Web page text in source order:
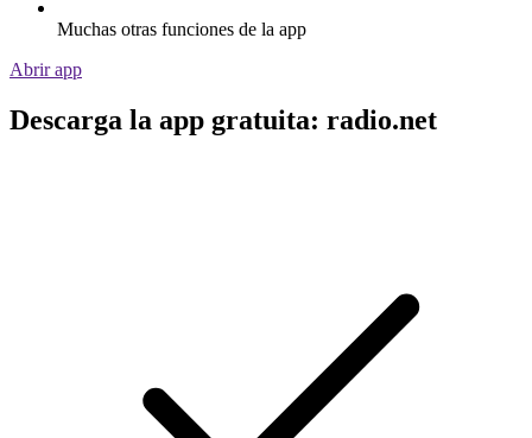
Muchas otras funciones de la app
Abrir app
Descarga la app gratuita: radio.net